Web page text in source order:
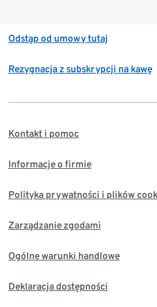
Odstąp od umowy tutaj
Rezygnacja z subskrypcji na kawę
Kontakt i pomoc
Informacje o firmie
Polityka prywatności i plików
Zarządzanie zgodami
Ogólne warunki handlowe
Deklaracja dostępności